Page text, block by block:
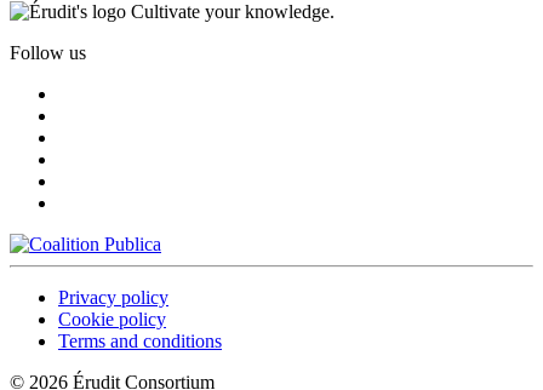
Cultivate your knowledge.
Follow us
Privacy policy
Cookie policy
Terms and conditions
© 2026 Érudit Consortium